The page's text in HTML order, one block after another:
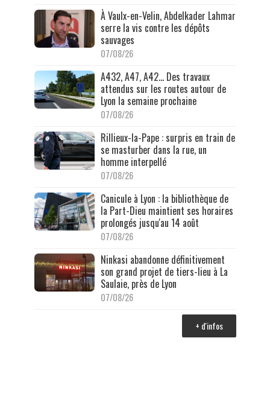
À Vaulx-en-Velin, Abdelkader Lahmar
serre la vis contre les dépôts
sauvages
07/08/26
A432, A47, A42… Des travaux
attendus sur les routes autour de
Lyon la semaine prochaine
07/08/26
Rillieux-la-Pape : surpris en train de
se masturber dans la rue, un
homme interpellé
07/08/26
Canicule à Lyon : la bibliothèque de
la Part-Dieu maintient ses horaires
prolongés jusqu'au 14 août
07/08/26
Ninkasi abandonne définitivement
son grand projet de tiers-lieu à La
Saulaie, près de Lyon
07/08/26
+ d'infos